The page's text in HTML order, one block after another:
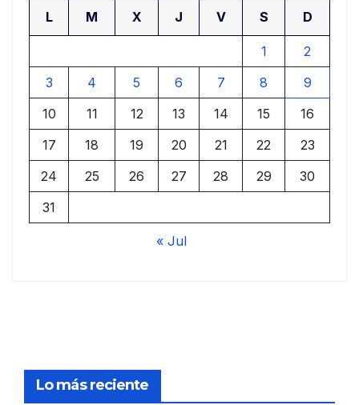
L M X J V S D
1
2
3
4 5 6 7 8
9
10
11 12 13 14 15
16
17
18 19 20 21 22
23
24
25 26 27 28 29
30
31
« Jul
Lo más reciente